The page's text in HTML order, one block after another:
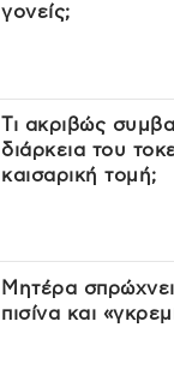
γονείς;
Τι ακριβώς
διάρκεια του
καισαρική τομή;
Μητέρα
πισίνα και